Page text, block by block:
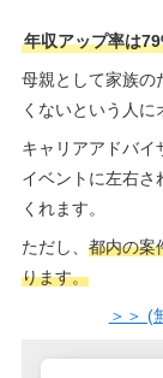
年収アップ率は
母親として家族の
くないという人に
キャリアアドバイ
イベントに左右さ
くれます。
ただし、 都内の案
ります。
＞＞ (